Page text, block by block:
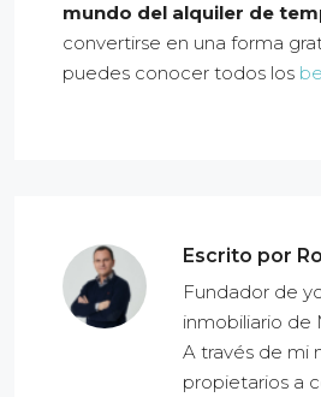
mundo del alquiler de
convertirse en una forma
puedes conocer todos los
Escrito por
Fundador de
inmobiliario de
A través de mi
propietarios a